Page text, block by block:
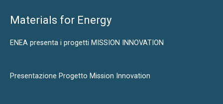
Materials for Energy
ENEA presenta i progetti MISSION INNOVATION
Presentazione Progetto Mission Innovation